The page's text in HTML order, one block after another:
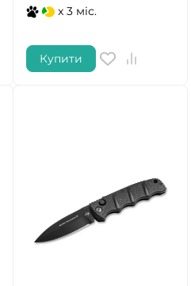
x 3 міс.
Купити